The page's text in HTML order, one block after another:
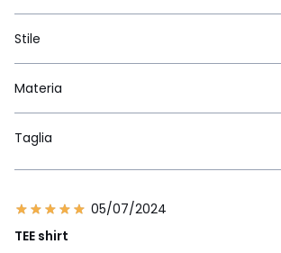
Stile
Materia
Taglia
05/07/2024
TEE shirt